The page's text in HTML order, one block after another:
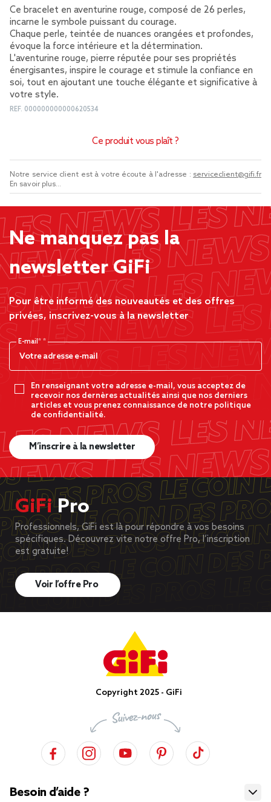
Ce bracelet en aventurine rouge, composé de 26 perles,
incarne le symbole puissant du courage.
Chaque perle, teintée de nuances orangées et profondes,
évoque la force intérieure et la détermination.
L'aventurine rouge, pierre réputée pour ses propriétés
énergisantes, inspire le courage et stimule la confiance en
soi, tout en ajoutant une touche élégante et significative à
votre style.
REF. 000000000000620534
Ce produit vous plaît ?
Notre service client est à votre écoute à l'adresse : serviceclient@gifi.fr
En savoir plus...
Ne manquez pas la
newsletter GiFi
Pour être informé des nouveautés et des offres
privées, inscrivez-vous à la newsletter
E-mail*
En renseignant votre adresse e-mail, vous acceptez de
recevoir nos dernères actualités ainsi que nos derniers
articles et vous prenez connaissance de notre politique
de confidentialité.
M’inscrire à la newsletter
GiFiPro
Professionnels, GiFi est là pour répondre à vos besoins
spécifiques. Découvrez vite notre offre Pro, l’inscription
est gratuite!
Voir l’offre Pro
Copyright 2025 - GiFi
Besoin d’aide ?